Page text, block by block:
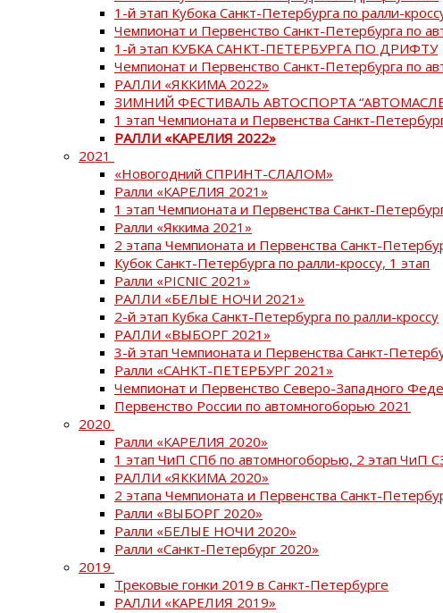
1-й этап Кубока Санкт-Петербурга по ралли-
Чемпионат и Первенство Санкт-Петербурга по
1-й этап КУБКА САНКТ-ПЕТЕРБУРГА ПО ДРИФТУ
Чемпионат и Первенство Санкт-Петербурга по
РАЛЛИ «ЯККИМА 2022»
ЗИМНИЙ ФЕСТИВАЛЬ АВТОСПОРТА
1 этап Чемпионата и Первенства Санкт-
РАЛЛИ «КАРЕЛИЯ 2022»
2021
«Новогодний СПРИНТ-СЛАЛОМ»
Ралли «КАРЕЛИЯ 2021»
1 этап Чемпионата и Первенства Санкт-
Ралли «Яккима 2021»
2 этапа Чемпионата и Первенства Санкт-
Кубок Санкт-Петербурга по ралли-кроссу, 1 этап
Ралли «PICNIC 2021»
РАЛЛИ «БЕЛЫЕ НОЧИ 2021»
2-й этап Кубка Санкт-Петербурга по ралли-кроссу
РАЛЛИ «ВЫБОРГ 2021»
3-й этап Чемпионата и Первенства Санкт-
Ралли «САНКТ-ПЕТЕРБУРГ 2021»
Чемпионат и Первенство Северо-Западного
Первенство России по автомногоборью 2021
2020
Ралли «КАРЕЛИЯ 2020»
1 этап ЧиП СПб по автомногоборью, 2 этап ЧиП
РАЛЛИ «ЯККИМА 2020»
2 этапа Чемпионата и Первенства Санкт-
Ралли «ВЫБОРГ 2020»
Ралли «БЕЛЫЕ НОЧИ 2020»
Ралли «Санкт-Петербург 2020»
2019
Трековые гонки 2019 в Санкт-Петербурге
РАЛЛИ «КАРЕЛИЯ 2019»